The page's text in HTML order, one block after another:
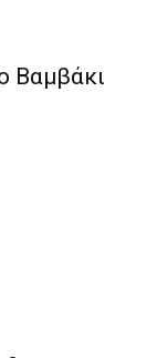
Βαμβάκι